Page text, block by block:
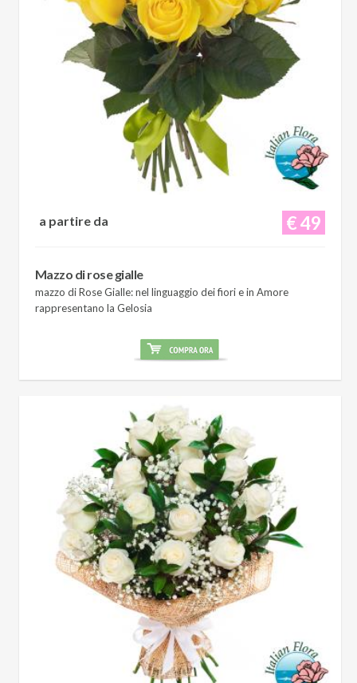
€ 49
a partire da
Mazzo di rose gialle
mazzo di Rose Gialle: nel linguaggio dei fiori e in Amore
rappresentano la Gelosia